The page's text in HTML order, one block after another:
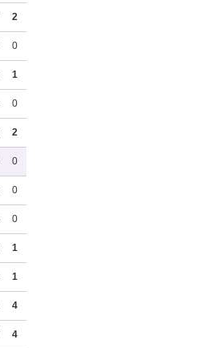
2
0
1
0
2
0
0
0
1
1
4
4